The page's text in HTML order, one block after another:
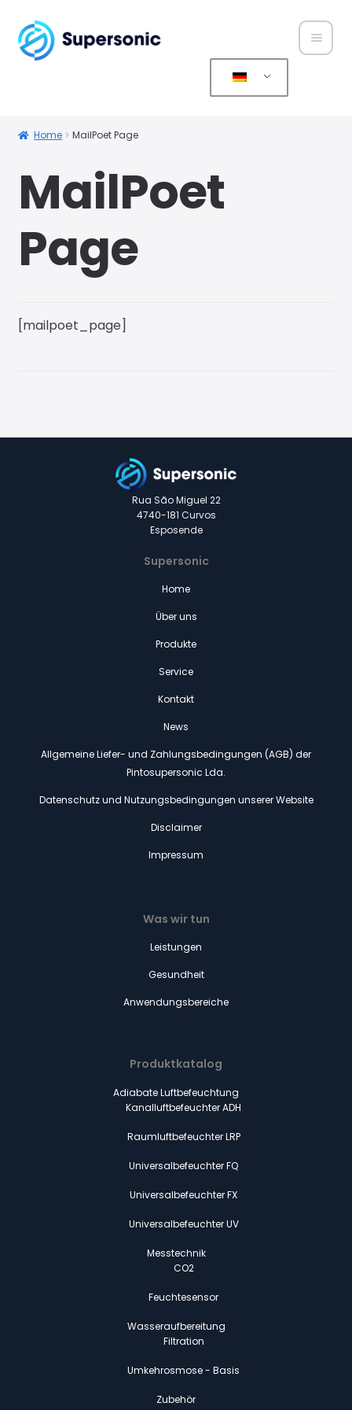
Home MailPoet Page
MailPoet
Page
[mailpoet_page]
Rua São Miguel 22
4740-181 Curvos
Esposende
Supersonic
Home
Über uns
Produkte
Service
Kontakt
News
Allgemeine Liefer- und Zahlungsbedingungen (AGB) der
Pintosupersonic Lda.
Datenschutz und Nutzungsbedingungen unserer Website
Disclaimer
Impressum
Was wir tun
Leistungen
Gesundheit
Anwendungsbereiche
Produktkatalog
Adiabate Luftbefeuchtung
Kanalluftbefeuchter ADH
Raumluftbefeuchter LRP
Universalbefeuchter FQ
Universalbefeuchter FX
Universalbefeuchter UV
Messtechnik
CO2
Feuchtesensor
Wasseraufbereitung
Filtration
Umkehrosmose - Basis
Zubehör